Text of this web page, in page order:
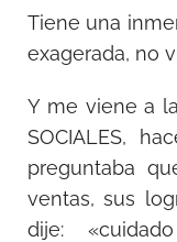
Tiene una
exagerada, no
Y me viene a
SOCIALES,
preguntaba
ventas, sus
dije: